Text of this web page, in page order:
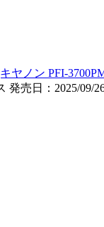
ヤノン PFI-
発売日：2025/09/